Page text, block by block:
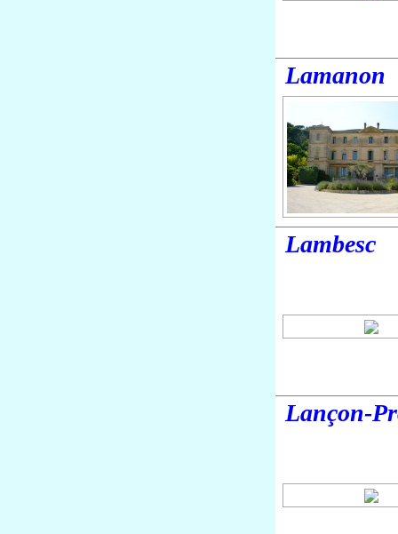
Lamanon
Lambesc
Lançon-